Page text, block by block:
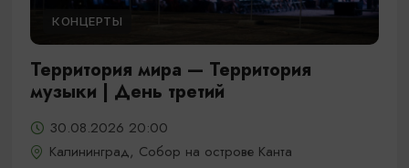
КОНЦЕРТЫ
Территория мира — Территория
музыки | День третий
30.08.2026 20:00
Калининград, Собор на острове Канта